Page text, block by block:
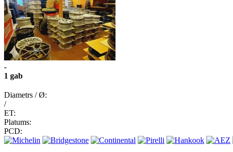
-
1 gab
Diametrs / Ø:
/
ET:
Platums:
PCD: